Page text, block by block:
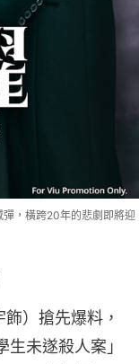
，橫跨20年的悲劇即將迎
）搶先爆料，
未遂殺人案」